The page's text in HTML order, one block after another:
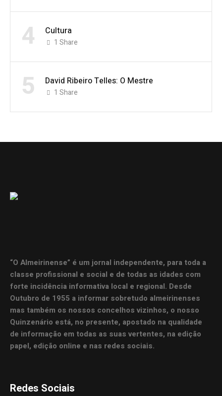
4 Cultura
1 Share
5 David Ribeiro Telles: O Mestre
1 Share
“O Almeirinense” é um jornal independente, para toda a
classe profissional e social e de todas as idades com
forte incidência informativa local e regional. Desde
Outubro de 1955 a informar sobretudo almeirinenses
mas também os nossos concelhos vizinhos, o nosso
Quinzenário está, no presente, apostado na qualidade
de informação em todas as suas vertentes, na edição
papel, edição online e nas redes sociais.
Redes Sociais